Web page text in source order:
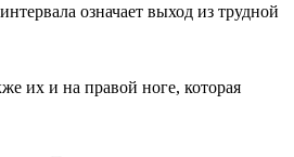
означает выход из трудной
их и на правой ноге, которая